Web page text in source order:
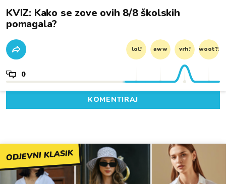
KVIZ: Kako se zove ovih 8/8 školskih
pomagala?
lol! aww vrh! woot?!
0
KOMENTIRAJ
ODJEVNI KLASIK